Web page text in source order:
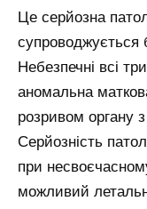
Це серйозна
супроводжується
Небезпечні всі
аномальна
розривом органу
Серйозність
при
можливий